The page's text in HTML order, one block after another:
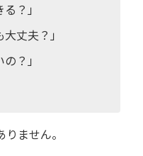
？」
丈夫？」
？」
ません。